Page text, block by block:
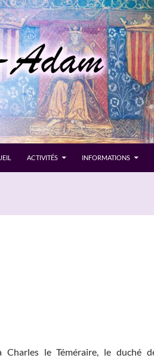
ACTIVITÉS INFORMATIONS
le Téméraire, le duché